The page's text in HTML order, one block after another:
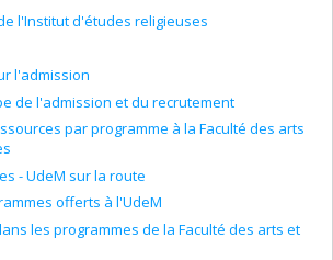
l'Institut d'études religieuses
l'admission
de l'admission et du recrutement
par programme à la Faculté des arts
- UdeM sur la route
offerts à l'UdeM
les programmes de la Faculté des arts et